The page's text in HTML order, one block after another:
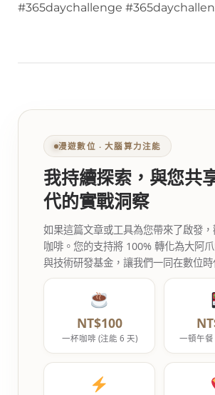
#365daychallenge
漫遊數位 ‧ 大腦算力注能
我持續探索，與您共
代的實戰洞察
如果這篇文章或工具為您帶來了啟發
咖啡。您的支持將 100% 轉化為大阿
與技術研發基金，讓我們一同在數位時
NT$100
一杯咖啡 (注能 6 天) 一頓午